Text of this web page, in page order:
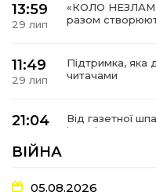
13:59
29 лип
«КОЛО
разом
11:49
29 лип
Підтримка, яка
читачами
21:04
Від газетної
історії Героїв
17:18
У
ВІЙНА
05.08.2026